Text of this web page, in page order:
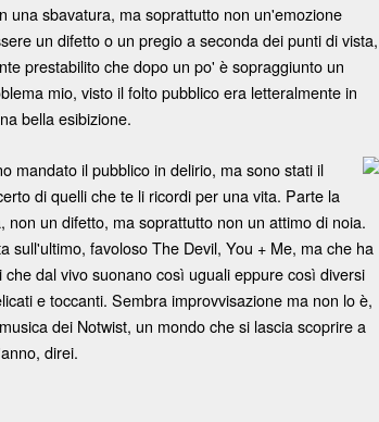
una sbavatura, ma soprattutto non un'emozione
un difetto o un pregio a seconda dei punti di vista,
prestabilito che dopo un po' è sopraggiunto un
mio, visto il folto pubblico era letteralmente in
bella esibizione.
mandato il pubblico in delirio, ma sono stati il
di quelli che te li ricordi per una vita. Parte la
un difetto, ma soprattutto non un attimo di noia.
sull'ultimo, favoloso The Devil, You + Me, ma che ha
dal vivo suonano così uguali eppure così diversi
e toccanti. Sembra improvvisazione ma non lo è,
dei Notwist, un mondo che si lascia scoprire a
direi.